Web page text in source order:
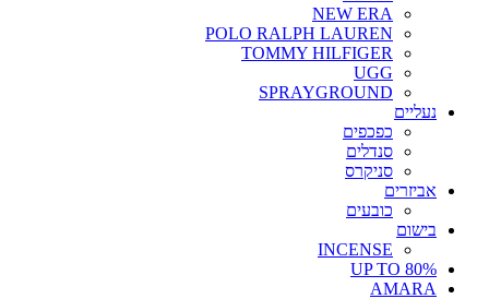
NEW ERA
POLO RALPH LAUREN
TOMMY HILFIGER
UGG
SPRAYGROUND
נעליים
כפכפים
סנדלים
סניקרס
אביזרים
כובעים
בישום
INCENSE
UP TO 80%
AMARA